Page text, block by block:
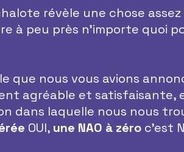
révèle une chose
à peu près n’importe quoi
que nous vous avions
agréable et
dans laquelle nous nous
OUI, une NAO à zéro c’est